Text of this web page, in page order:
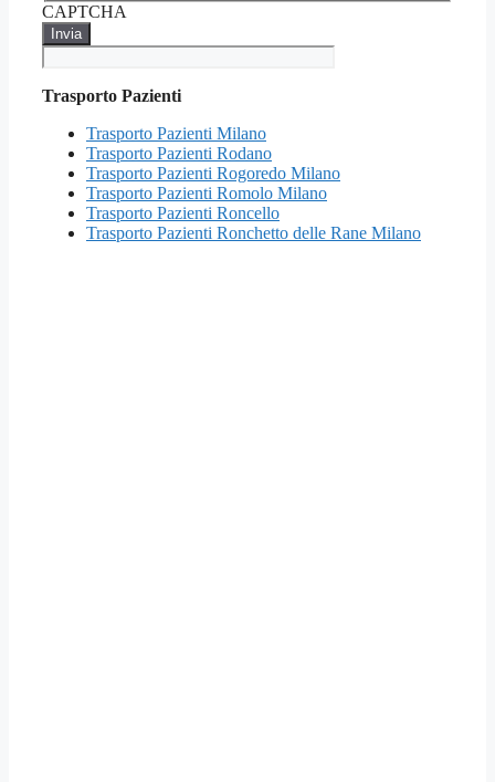
sulla
privacy
CAPTCHA
Trasporto Pazienti
Trasporto Pazienti Milano
Trasporto Pazienti Rodano
Trasporto Pazienti Rogoredo Milano
Trasporto Pazienti Romolo Milano
Trasporto Pazienti Roncello
Trasporto Pazienti Ronchetto delle Rane Milano